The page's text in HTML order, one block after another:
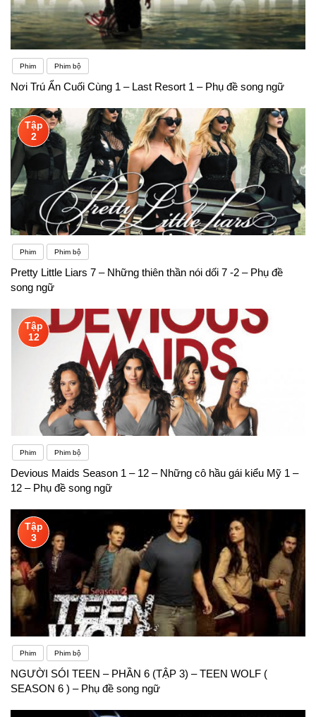
Phim Phim bộ
Nơi Trú Ẩn Cuối Cùng 1 – Last Resort 1 – Phụ đề song ngữ
Tập
2
Phim Phim bộ
Pretty Little Liars 7 – Những thiên thần nói dối 7 -2 – Phụ đề
song ngữ
Tập
12
Phim Phim bộ
Devious Maids Season 1 – 12 – Những cô hầu gái kiểu Mỹ 1 –
12 – Phụ đề song ngữ
Tập
3
Phim Phim bộ
NGƯỜI SÓI TEEN – PHẦN 6 (TẬP 3) – TEEN WOLF (
SEASON 6 ) – Phụ đề song ngữ